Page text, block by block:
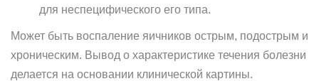
для неспецифического его типа.
Может быть воспаление яичников острым, подострым и
хроническим. Вывод о характеристике течения болезни
делается на основании клинической картины.